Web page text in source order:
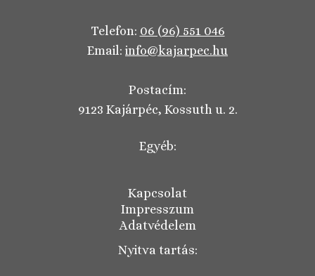
Telefon: 06 (96) 551 046
Email: info@kajarpec.hu
Postacím:
9123 Kajárpéc, Kossuth u. 2.
Egyéb:
Kapcsolat
Impresszum
Adatvédelem
Nyitva tartás: